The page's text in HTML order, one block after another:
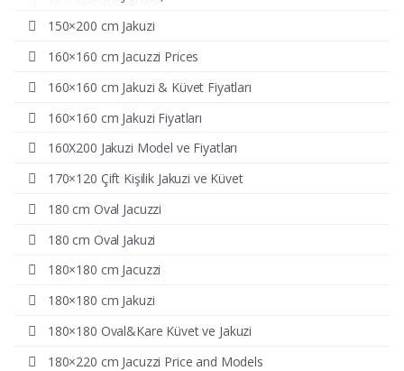
150×200 cm Jakuzi
160×160 cm Jacuzzi Prices
160×160 cm Jakuzi & Küvet Fiyatları
160×160 cm Jakuzi Fiyatları
160X200 Jakuzi Model ve Fiyatları
170×120 Çift Kişilik Jakuzi ve Küvet
180 cm Oval Jacuzzi
180 cm Oval Jakuzi
180×180 cm Jacuzzi
180×180 cm Jakuzi
180×180 Oval&Kare Küvet ve Jakuzi
180×220 cm Jacuzzi Price and Models